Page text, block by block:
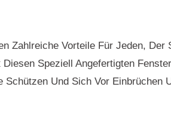
Zahlreiche Vorteile Für Jeden, Der
Speziell Angefertigten
Und Sich Vor Einbrüchen